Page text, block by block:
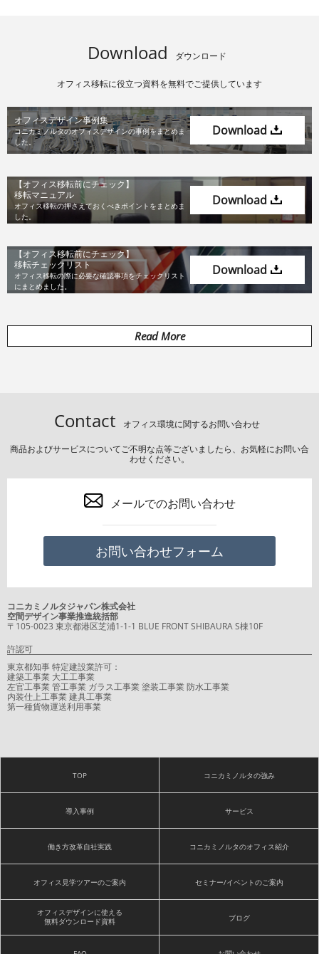
Download ダウンロード
オフィス移転に役立つ資料を無料でご提供しています
オフィスデザイン事例集
コニカミノルタのオフィスデザインの事例をまとめま
した。
Download
【オフィス移転前にチェック】
移転マニュアル
オフィス移転の押さえておくべきポイントをまとめま
した。
Download
【オフィス移転前にチェック】
移転チェックリスト
オフィス移転の際に必要な確認事項をチェックリスト
にまとめました。
Download
Read More
Contact オフィス環境に関するお問い合わせ
商品およびサービスについてご不明な点等ございましたら、お気軽にお問い合
わせください。
メールでのお問い合わせ
お問い合わせフォーム
コニカミノルタジャパン株式会社
空間デザイン事業推進統括部
〒105-0023 東京都港区芝浦1-1-1 BLUE FRONT SHIBAURA S棟10F
許認可
東京都知事 特定建設業許可：
建築工事業 大工工事業
左官工事業 管工事業 ガラス工事業 塗装工事業 防水工事業
内装仕上工事業 建具工事業
第一種貨物運送利用事業
TOP コニカミノルタの強み
導入事例 サービス
働き方改革自社実践 コニカミノルタのオフィス紹介
オフィス見学ツアーのご案内 セミナー/イベントのご案内
オフィスデザインに使える
無料ダウンロード資料
ブログ